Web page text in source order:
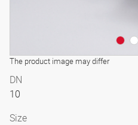
The product image may differ
DN
10
Size